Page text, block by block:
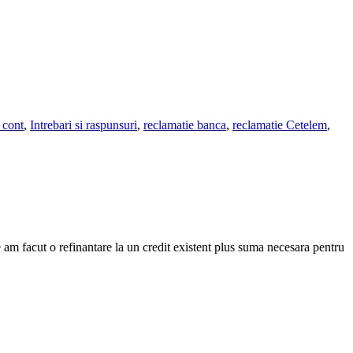
, Intrebari si raspunsuri, reclamatie banca, reclamatie Cetelem,
facut o refinantare la un credit existent plus suma necesara pentru